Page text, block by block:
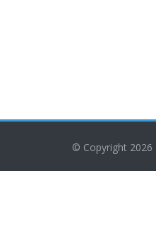
© Copyright 2026